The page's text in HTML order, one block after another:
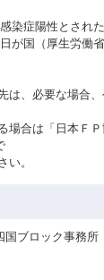
染症陽性とされ
が国（厚生労働
、必要な場合、
場合は「日本Ｆ
。
ブロック事務